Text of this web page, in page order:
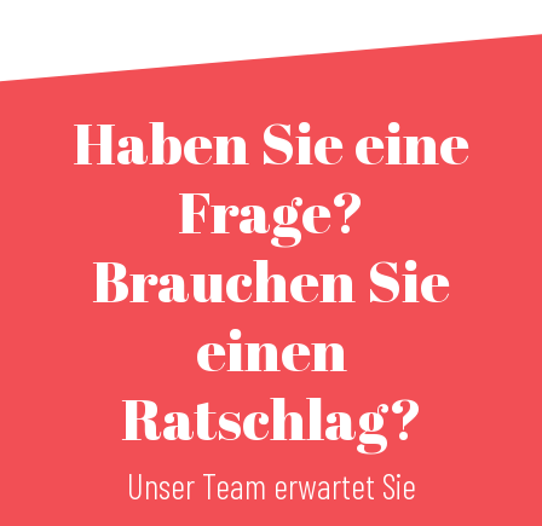
Haben Sie eine
Frage?
Brauchen Sie
einen
Ratschlag?
Unser Team erwartet Sie